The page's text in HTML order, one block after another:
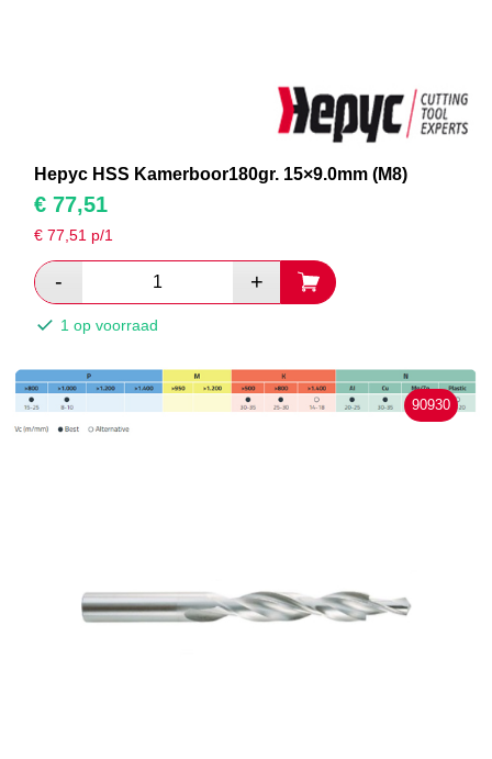
Hepyc HSS Kamerboor180gr. 15×9.0mm (M8)
€ 77,51
€77,51 p/1
1 op voorraad
90930